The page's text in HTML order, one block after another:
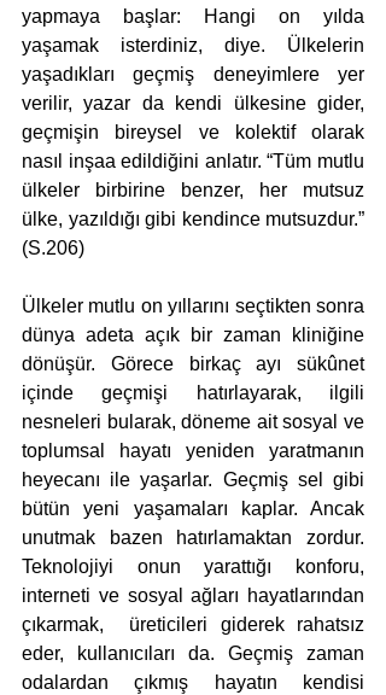
yapmaya başlar: Hangi on yılda
yaşamak isterdiniz, diye. Ülkelerin
yaşadıkları geçmiş deneyimlere yer
verilir, yazar da kendi ülkesine gider,
geçmişin bireysel ve kolektif olarak
nasıl inşaa edildiğini anlatır. “Tüm mutlu
ülkeler birbirine benzer, her mutsuz
ülke, yazıldığı gibi kendince mutsuzdur.”
(S.206)
Ülkeler mutlu on yıllarını seçtikten sonra
dünya adeta açık bir zaman kliniğine
dönüşür. Görece birkaç ayı sükûnet
içinde geçmişi hatırlayarak, ilgili
nesneleri bularak, döneme ait sosyal ve
toplumsal hayatı yeniden yaratmanın
heyecanı ile yaşarlar. Geçmiş sel gibi
bütün yeni yaşamaları kaplar. Ancak
unutmak bazen hatırlamaktan zordur.
Teknolojiyi onun yarattığı konforu,
interneti ve sosyal ağları hayatlarından
çıkarmak,  üreticileri giderek rahatsız
eder, kullanıcıları da. Geçmiş zaman
odalardan çıkmış hayatın kendisi